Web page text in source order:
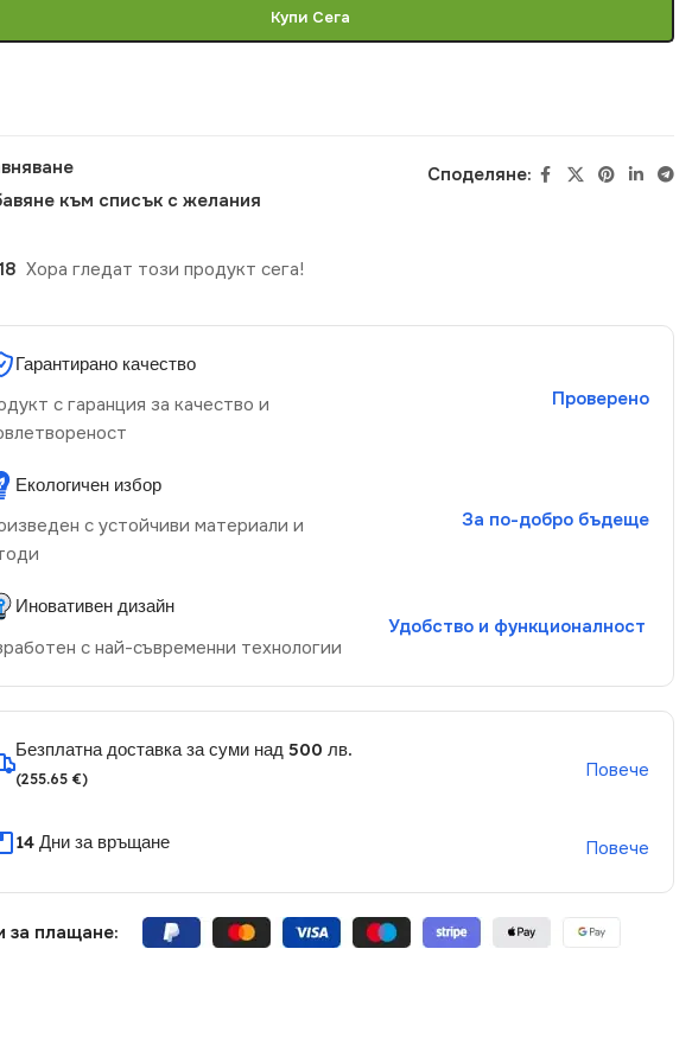
Купи Сега
към списък с желания
Споделяне:
18 Хора гледат този продукт сега!
Гарантирано качество
с гаранция за качество и
Проверено
Екологичен избор
с устойчиви материали и
За по-добро бъдеще
Иновативен дизайн
с най-съвременни технологии
Удобство и функционалност
Безплатна доставка за суми над 500 лв.
(255.65 €) Повече
14 Дни за връщане Повече
за плащане: